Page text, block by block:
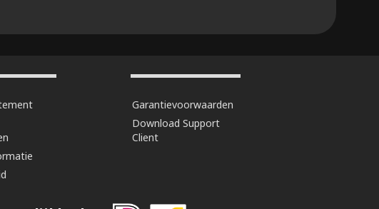
Garantievoorwaarden
Download Support
Client